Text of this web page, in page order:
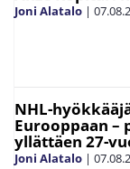
Joni Alatalo |
NHL-
Eurooppaan –
yllättäen 27-
Joni Alatalo |